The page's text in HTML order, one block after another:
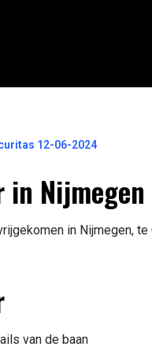
12-06-2024
Nijmegen
in Nijmegen,
van de baan